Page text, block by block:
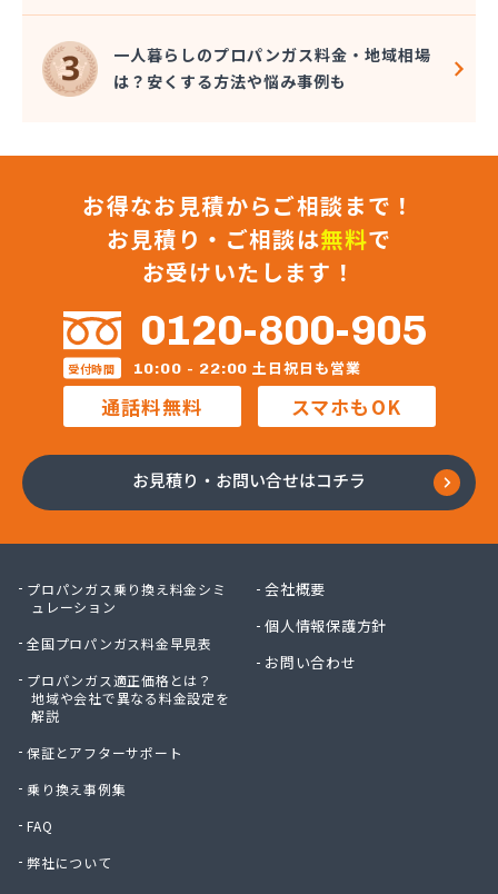
株式会社シェル石油豊橋LPG充填工場
株式会社しんせきプロパン部
株式会社スギサン化学
株式会社スマイルガステクノロジー
株式会社バンノ
株式会社フジプロ
株式会社フジプロ刈谷営業所
株式会社ホームガス東海
株式会社ホームガス東海 楽田ショップ
株式会社マルエイ名古屋支店
株式会社マルコー
株式会社マルハチ
株式会社マルマン
株式会社ヤマアキ
株式会社よしや商店
株式会社リピックス
株式会社リピックス 春日井センター
株式会社一プロ
株式会社稲藤商店
株式会社稲葉エネクス
株式会社宇佐美プロパン
株式会社下林
株式会社桑原商事
一人暮らしのプロパンガス料金・地域相場
は？安くする方法や悩み事例も
お得なお見積からご相談まで！
お見積り・ご相談は無料で
お受けいたします！
0120-800-905
受付時間 10:00 - 22:00 土日祝日も営業
通話料無料 スマホもOK
お見積り・お問い合せはコチラ
プロパンガス乗り換え料金シミ
ュレーション
全国プロパンガス料金早見表
プロパンガス適正価格とは？
地域や会社で異なる料金設定を
解説
保証とアフターサポート
乗り換え事例集
FAQ
弊社について
会社概要
個人情報保護方針
お問い合わせ